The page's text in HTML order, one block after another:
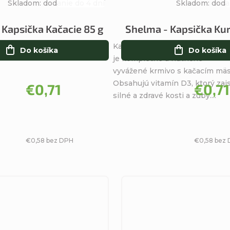
Kačacie 85 g
produktu
5,0
Skladom: dodanie do 4 dní
€0,58 bez DPH
€0,71
Do košíka
Kapsička pre mačky od značky
je kompletné a nutrične
vyvážené krmivo s kačacím
Obsahujú vitamín D3, ktorý
silné a zdravé kosti a zuby....
Shelma - Kapsička
Skladom:
€0,58 bez
€0,71
Do košíka